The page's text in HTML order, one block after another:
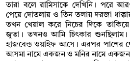
তারা বলে রামিসাকে দেখিনি। পরে
পেয়ে দোতলায় ও তিন তলায় দরজা
তখন খেয়াল করে নিচের দিকে
জুতা। তখনও আমি চিৎকার
হাজবেন্ড ওয়াইফ আসে। এরপর
আসমা নামে একজন ও মনির নামে